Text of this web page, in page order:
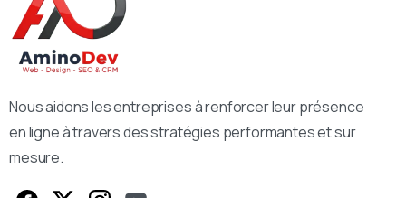
Nous aidons les entreprises à renforcer leur présence
en ligne à travers des stratégies performantes et sur
mesure.